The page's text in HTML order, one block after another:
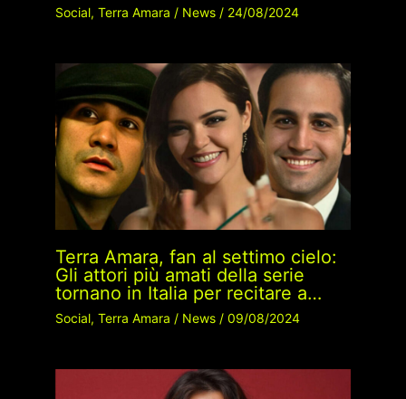
Social, Terra Amara / News/ 24/08/2024
Terra Amara, fan al settimo cielo:
Gli attori più amati della serie
tornano in Italia per recitare a…
Social, Terra Amara / News/ 09/08/2024